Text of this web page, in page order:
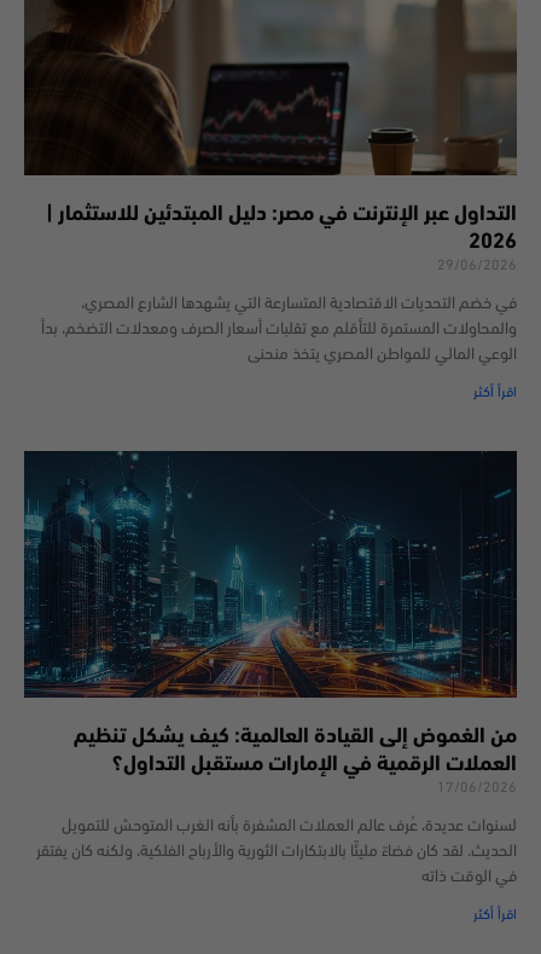
التداول عبر الإنترنت في مصر: دليل المبتدئين للاستثمار |
2026
29/06/2026
في خضم التحديات الاقتصادية المتسارعة التي يشهدها الشارع المصري،
والمحاولات المستمرة للتأقلم مع تقلبات أسعار الصرف ومعدلات التضخم، بدأ
الوعي المالي للمواطن المصري يتخذ منحنى
اقرأ أكثر
من الغموض إلى القيادة العالمية: كيف يشكل تنظيم
العملات الرقمية في الإمارات مستقبل التداول؟
17/06/2026
لسنوات عديدة، عُرف عالم العملات المشفرة بأنه الغرب المتوحش للتمويل
الحديث. لقد كان فضاءً مليئًا بالابتكارات الثورية والأرباح الفلكية، ولكنه كان يفتقر
في الوقت ذاته
اقرأ أكثر